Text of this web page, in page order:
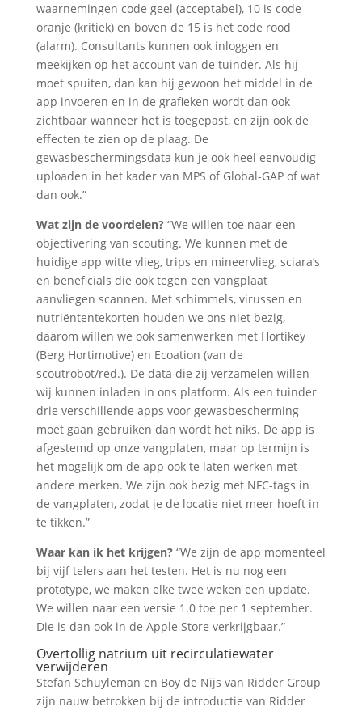
waarnemingen code geel (acceptabel), 10 is code
oranje (kritiek) en boven de 15 is het code rood
(alarm). Consultants kunnen ook inloggen en
meekijken op het account van de tuinder. Als hij
moet spuiten, dan kan hij gewoon het middel in de
app invoeren en in de grafieken wordt dan ook
zichtbaar wanneer het is toegepast, en zijn ook de
effecten te zien op de plaag. De
gewasbeschermingsdata kun je ook heel eenvoudig
uploaden in het kader van MPS of Global-GAP of wat
dan ook.”
Wat zijn de voordelen?“We willen toe naar een
objectivering van scouting. We kunnen met de
huidige app witte vlieg, trips en mineervlieg, sciara’s
en beneficials die ook tegen een vangplaat
aanvliegen scannen. Met schimmels, virussen en
nutriëntentekorten houden we ons niet bezig,
daarom willen we ook samenwerken met Hortikey
(Berg Hortimotive) en Ecoation (van de
scoutrobot/red.). De data die zij verzamelen willen
wij kunnen inladen in ons platform. Als een tuinder
drie verschillende apps voor gewasbescherming
moet gaan gebruiken dan wordt het niks. De app is
afgestemd op onze vangplaten, maar op termijn is
het mogelijk om de app ook te laten werken met
andere merken. We zijn ook bezig met NFC-tags in
de vangplaten, zodat je de locatie niet meer hoeft in
te tikken.”
Waar kan ik het krijgen? “We zijn de app momenteel
bij vijf telers aan het testen. Het is nu nog een
prototype, we maken elke twee weken een update.
We willen naar een versie 1.0 toe per 1 september.
Die is dan ook in de Apple Store verkrijgbaar.”
Overtollig natrium uit recirculatiewater
verwijderen
Stefan Schuyleman en Boy de Nijs van Ridder Group
zijn nauw betrokken bij de introductie van Ridder